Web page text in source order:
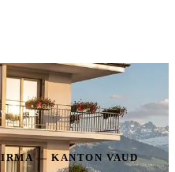
Villars
— KANTON VAUD